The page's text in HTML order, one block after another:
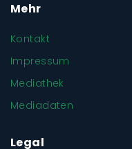
Mehr
Kontakt
Impressum
Mediathek
Mediadaten
Legal